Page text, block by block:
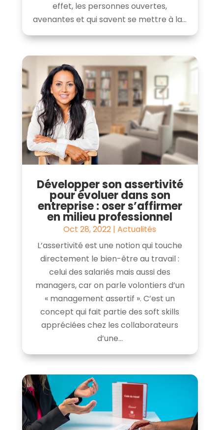
effet, les personnes ouvertes,
avenantes et qui savent se mettre à la...
Développer son assertivité
pour évoluer dans son
entreprise : oser s’affirmer
en milieu professionnel
Oct 28, 2022 |Actualités
L’assertivité est une notion qui touche
directement le bien-être au travail :
celui des salariés mais aussi des
managers, car on parle volontiers d’un
« management assertif ». C’est un
concept qui fait partie des soft skills
appréciées chez les collaborateurs
d’une...